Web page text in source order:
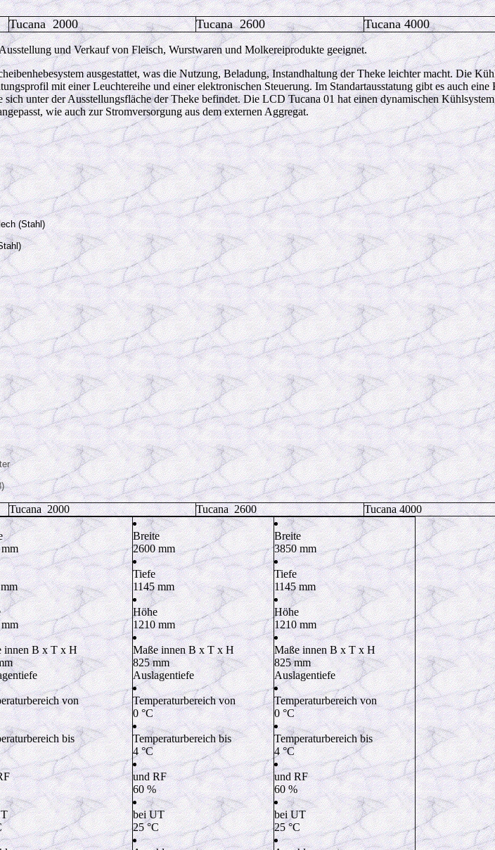
Tucana 2000 Tucana 2600 Tucana 4000
und Verkauf von Fleisch, Wurstwaren und Molkereiprodukte geeignet.
ausgestattet, was die Nutzung, Beladung, Instandhaltung der Theke leichter macht. Die
mit einer Leuchtereihe und einer elektronischen Steuerung. Im Standartausstatung gibt es auch eine
unter der Ausstellungsfläche der Theke befindet. Die LCD Tucana 01 hat einen dynamischen
wie auch zur Stromversorgung aus dem externen Aggregat.
(Stahl)
Tucana 2000 Tucana 2600 Tucana 4000
mm
innen B x T x H
von
bis
Breite
2600mm
Tiefe
1145mm
Höhe
1210mm
Maße innen B x T x H
825mm
Auslagentiefe
Temperaturbereich von
0°C
Temperaturbereich bis
4°C
und RF
60%
bei UT
25°C
Breite
3850mm
Tiefe
1145mm
Höhe
1210mm
Maße innen B x T x H
825mm
Auslagentiefe
Temperaturbereich von
0°C
Temperaturbereich bis
4°C
und RF
60%
bei UT
25°C